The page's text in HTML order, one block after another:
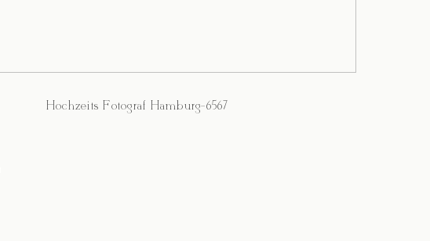
Hochzeits Fotograf Hamburg-6567